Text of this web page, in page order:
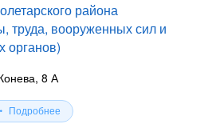
района
труда, вооруженных сил и
органов)
8 А
Подробнее